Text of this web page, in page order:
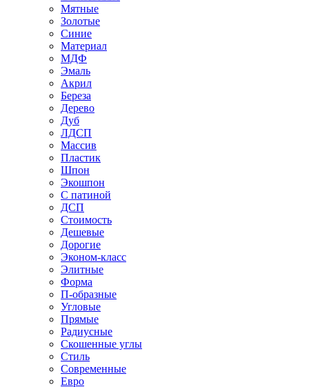
Мятные
Золотые
Синие
Материал
МДФ
Эмаль
Акрил
Береза
Дерево
Дуб
ЛДСП
Массив
Пластик
Шпон
Экошпон
С патиной
ДСП
Стоимость
Дешевые
Дорогие
Эконом-класс
Элитные
Форма
П-образные
Угловые
Прямые
Радиусные
Скошенные углы
Стиль
Современные
Евро